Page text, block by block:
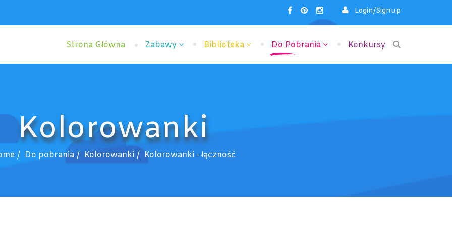
Login/Signup
Strona Główna Zabawy Biblioteka Do Pobrania Konkursy
Kolorowanki
Do pobrania Kolorowanki Kolorowanki - łączność